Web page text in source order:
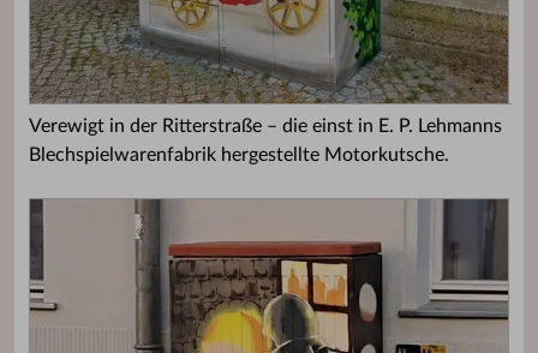
Verewigt in der Ritterstraße – die einst in E. P. Lehmanns
Blechspielwarenfabrik hergestellte Motorkutsche.